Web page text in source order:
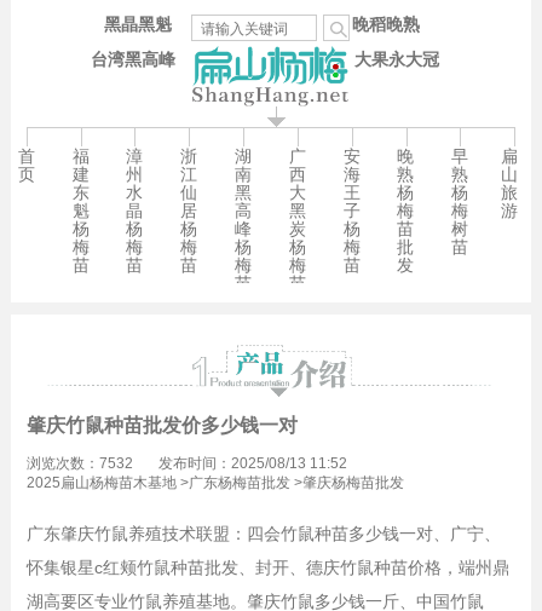
台湾黑高峰
晚稻晚熟
大果永大冠
黑晶黑魁
首
页
福
建
东
魁
杨
梅
苗
漳
州
水
晶
杨
梅
苗
浙
江
仙
居
杨
梅
苗
湖
南
黑
高
峰
杨
梅
苗
广
西
大
黑
炭
杨
梅
苗
安
海
王
子
杨
梅
苗
晚
熟
杨
梅
苗
批
发
早
熟
杨
梅
树
苗
扁
山
旅
游
肇庆竹鼠种苗批发价多少钱一对
浏览次数：7532
发布时间：2025/08/13 11:52
2025扁山杨梅苗木基地>广东杨梅苗批发>肇庆杨梅苗批发
广东肇庆竹鼠养殖技术联盟：四会竹鼠种苗多少钱一对、广宁、
怀集银星c红颊竹鼠种苗批发、封开、德庆竹鼠种苗价格，端州鼎
湖高要区专业竹鼠养殖基地。肇庆竹鼠多少钱一斤、中国竹鼠